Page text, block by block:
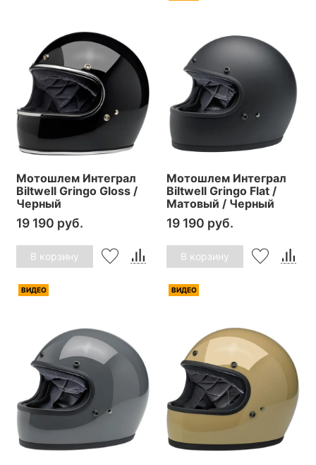
Мотошлем Интеграл
Biltwell Gringo Gloss /
Черный
19 190 руб.
В корзину
Мотошлем Интеграл
Biltwell Gringo Flat /
Матовый / Черный
19 190 руб.
В корзину
ВИДЕО ВИДЕО